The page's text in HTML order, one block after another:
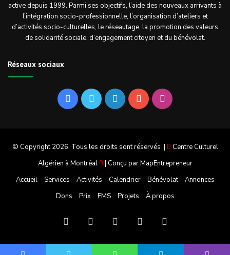
active depuis 1999. Parmi ses objectifs, l’aide des nouveaux arrivants à
l’intégration socio-professionnelle, l’organisation d’ateliers et
d’activités socio-culturelles, le réseautage, la promotion des valeurs
de solidarité sociale, d’engagement citoyen et du bénévolat.
Réseaux sociaux
FacebookTwitterLinkedinYouTubeInstagram
© Copyright 2026, Tous les droits sont réservés |
Centre Culturel
Algérien à Montréal
| Conçu parMapEntrepreneur
Accueil
Services Activités Calendrier Bénévolat
Annonces
Dons
Prix FMS Projets À propos
FacebookTwitter LinkedinYouTube